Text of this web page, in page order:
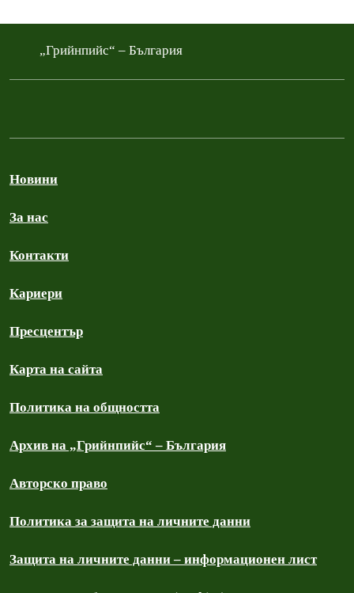
„Грийнпийс“ – България
Новини
За нас
Контакти
Кариери
Пресцентър
Карта на сайта
Политика на общността
Архив на „Грийнпийс“ – България
Авторско право
Политика за защита на личните данни
Защита на личните данни – информационен лист